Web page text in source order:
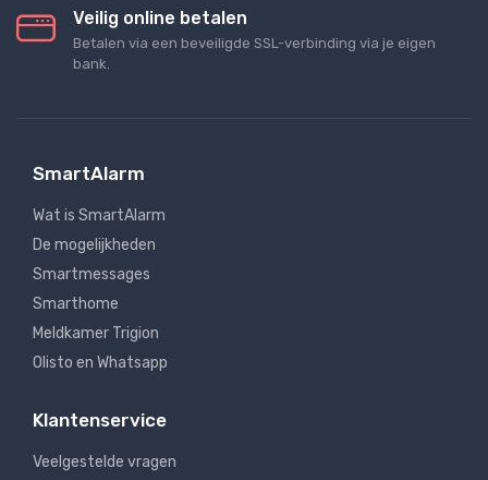
Veilig online betalen
Betalen via een beveiligde SSL-verbinding via je eigen
bank.
SmartAlarm
Wat is SmartAlarm
De mogelijkheden
Smartmessages
Smarthome
Meldkamer Trigion
Olisto en Whatsapp
Klantenservice
Veelgestelde vragen